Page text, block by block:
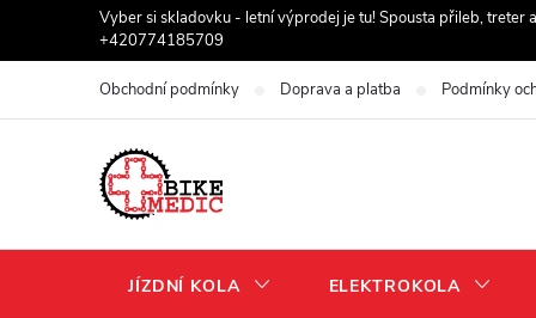
Vyber si skladovku - letní výprodej je tu! Spousta přileb, treter
+420774185709
Obchodní podmínky Doprava a platba Podmínky
JÍZDNÍ KOLA ELEKTROKOLA